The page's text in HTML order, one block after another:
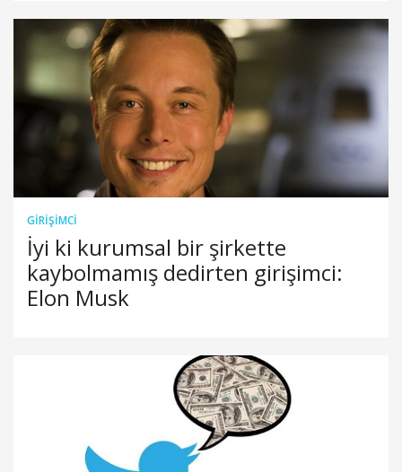
GIRIŞIMCI
İyi ki kurumsal bir şirkette
kaybolmamış dedirten girişimci:
Elon Musk